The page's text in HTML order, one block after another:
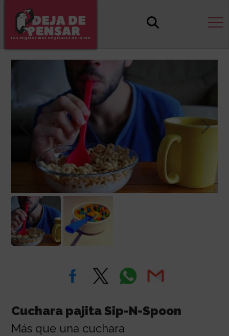
Los regalos más originales de la red
Cuchara pajita Sip-N-Spoon
Más que una cuchara